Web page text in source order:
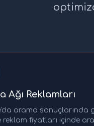
Ağı Reklamları
arama sonuçlarında
reklam fiyatları içinde